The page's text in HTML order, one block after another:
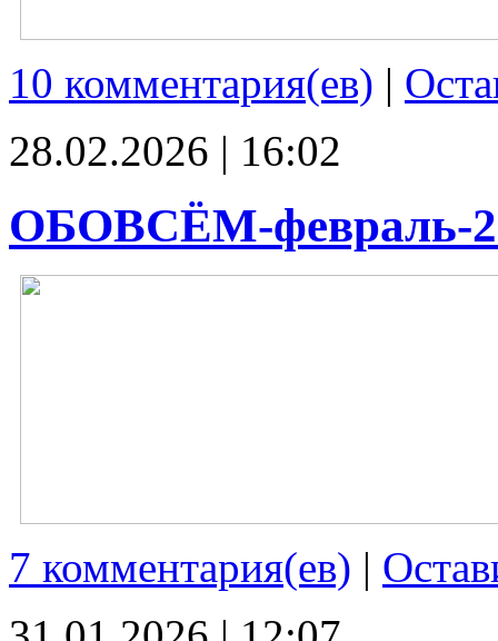
10 комментария(ев) |
28.02.2026 | 16:02
ОБОВСЁМ-февраль-
7 комментария(ев) |